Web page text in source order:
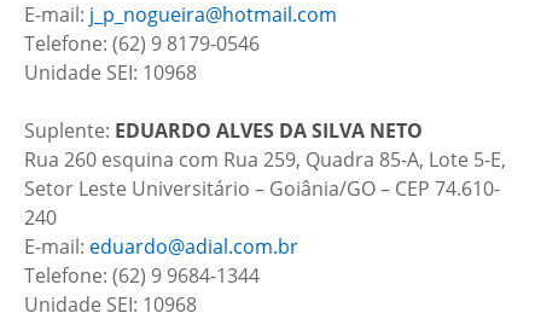
E-mail: j_p_nogueira@hotmail.com
Telefone: (62) 9 8179-0546
Unidade SEI: 10968
Suplente: EDUARDO ALVES DA SILVA NETO
Rua 260 esquina com Rua 259, Quadra 85-A, Lote 5-E,
Setor Leste Universitário – Goiânia/GO – CEP 74.610-
240
E-mail: eduardo@adial.com.br
Telefone: (62) 9 9684-1344
Unidade SEI: 10968